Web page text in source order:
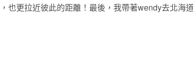
也更拉近彼此的距離！最後，我帶著wendy去北海